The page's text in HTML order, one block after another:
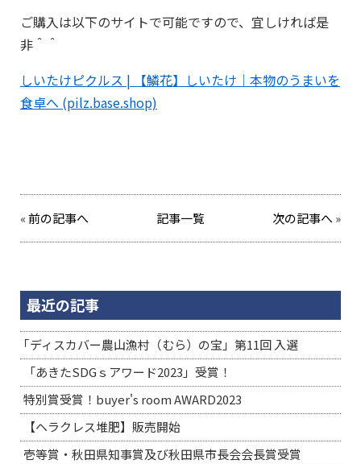
ご購入は以下のサイトで可能ですので、宜しければ是
非＾＾
しいたけピクルス | 【鱗花】しいたけ｜本物のうまいを
食卓へ (pilz.base.shop)
«前の記事へ 記事一覧 次の記事へ »
最近の記事
｢ディスカバー農山漁村（むら）の宝」第11回 入選
「あきたSDGｓアワード2023」受賞！
特別賞受賞！buyer's room AWARD2023
【ヘラクレス堆肥】販売開始
壱等賞・秋田県知事賞及び秋田県市長会会長賞受賞